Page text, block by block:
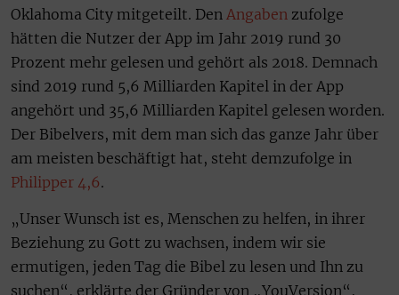
Oklahoma City mitgeteilt. Den Angaben zufolge
hätten die Nutzer der App im Jahr 2019 rund 30
Prozent mehr gelesen und gehört als 2018. Demnach
sind 2019 rund 5,6 Milliarden Kapitel in der App
angehört und 35,6 Milliarden Kapitel gelesen worden.
Der Bibelvers, mit dem man sich das ganze Jahr über
am meisten beschäftigt hat, steht demzufolge in
Philipper 4,6.
„Unser Wunsch ist es, Menschen zu helfen, in ihrer
Beziehung zu Gott zu wachsen, indem wir sie
ermutigen, jeden Tag die Bibel zu lesen und Ihn zu
suchen“, erklärte der Gründer von „YouVersion“,